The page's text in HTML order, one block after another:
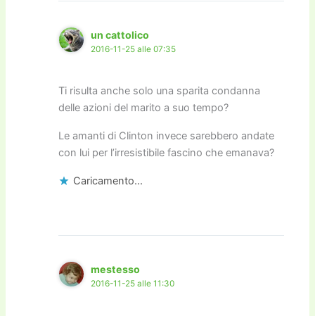
un cattolico
2016-11-25 alle 07:35
Ti risulta anche solo una sparita condanna
delle azioni del marito a suo tempo?
Le amanti di Clinton invece sarebbero andate
con lui per l’irresistibile fascino che emanava?
Caricamento...
mestesso
2016-11-25 alle 11:30